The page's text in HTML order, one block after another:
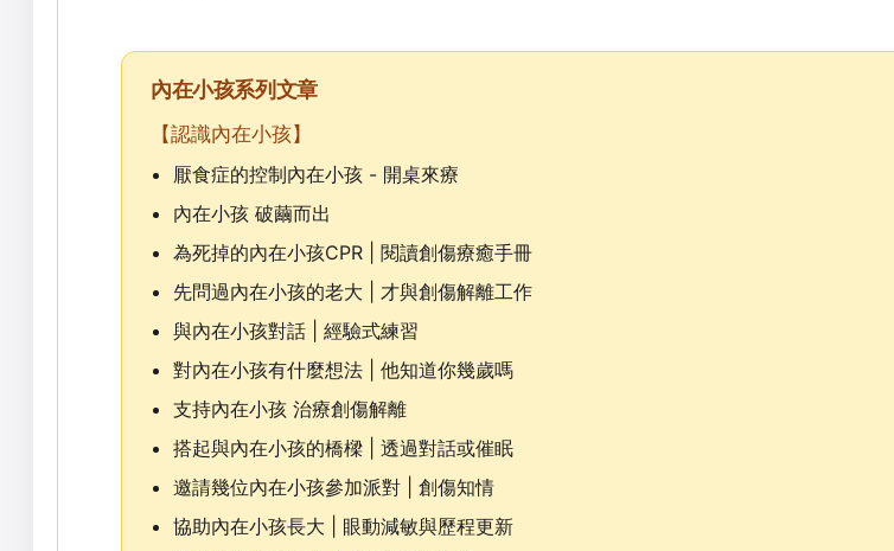
內在小孩系列文章
【認識內在小孩】
厭食症的控制內在小孩 - 開桌來療
內在小孩 破繭而出
為死掉的內在小孩CPR | 閱讀創傷療癒手冊
先問過內在小孩的老大 | 才與創傷解離工作
與內在小孩對話 | 經驗式練習
對內在小孩有什麼想法 | 他知道你幾歲嗎
支持內在小孩 治療創傷解離
搭起與內在小孩的橋樑 | 透過對話或催眠
邀請幾位內在小孩參加派對 | 創傷知情
協助內在小孩長大 | 眼動減敏與歷程更新